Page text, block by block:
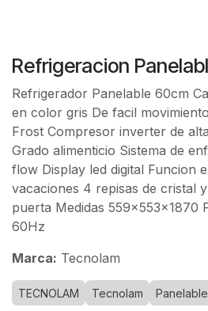
Refrigeracion
Refrigerador Panelable 60cm
en color gris De facil
Frost Compresor inverter de
Grado alimenticio Sistema de
flow Display led digital Funcion
vacaciones 4 repisas de cristal
puerta Medidas 559x553x1870
60Hz
Marca: Tecnolam
TECNOLAM Tecnolam Panelable